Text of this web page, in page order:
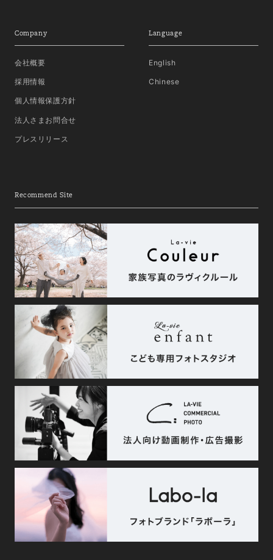
Company
会社概要
採用情報
個人情報保護方針
法人さまお問合せ
プレスリリース
Language
English
Chinese
Recommend Site